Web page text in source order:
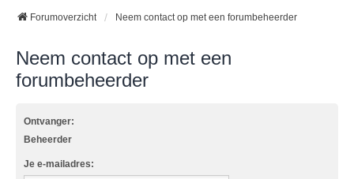
Forumoverzicht Neem contact op met een forumbeheerder
Neem contact op met een
forumbeheerder
Ontvanger:
Beheerder
Je e-mailadres: